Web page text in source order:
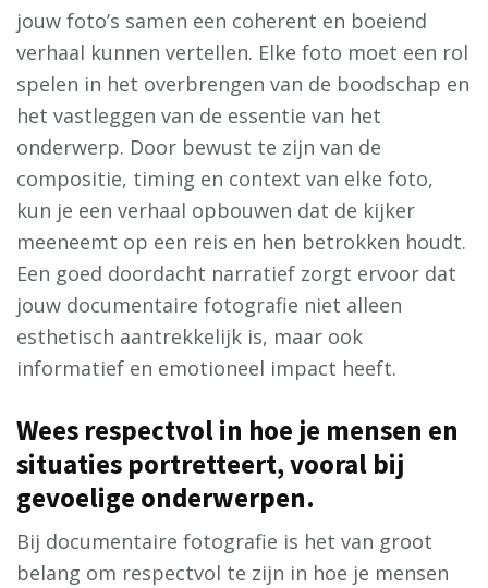
jouw foto’s samen een coherent en boeiend
verhaal kunnen vertellen. Elke foto moet een rol
spelen in het overbrengen van de boodschap en
het vastleggen van de essentie van het
onderwerp. Door bewust te zijn van de
compositie, timing en context van elke foto,
kun je een verhaal opbouwen dat de kijker
meeneemt op een reis en hen betrokken houdt.
Een goed doordacht narratief zorgt ervoor dat
jouw documentaire fotografie niet alleen
esthetisch aantrekkelijk is, maar ook
informatief en emotioneel impact heeft.
Wees respectvol in hoe je mensen en
situaties portretteert, vooral bij
gevoelige onderwerpen.
Bij documentaire fotografie is het van groot
belang om respectvol te zijn in hoe je mensen